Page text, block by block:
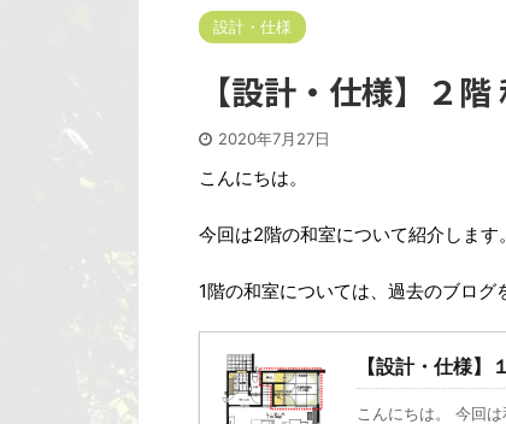
設計・仕様
【設計・仕様】２階
2020年7月27日
こんにちは。
今回は2階の和室について紹介します。
1階の和室については、過去のブログ
【設計・仕様】
こんにちは。 今回